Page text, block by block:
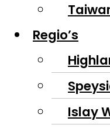
Regio’s
Islay